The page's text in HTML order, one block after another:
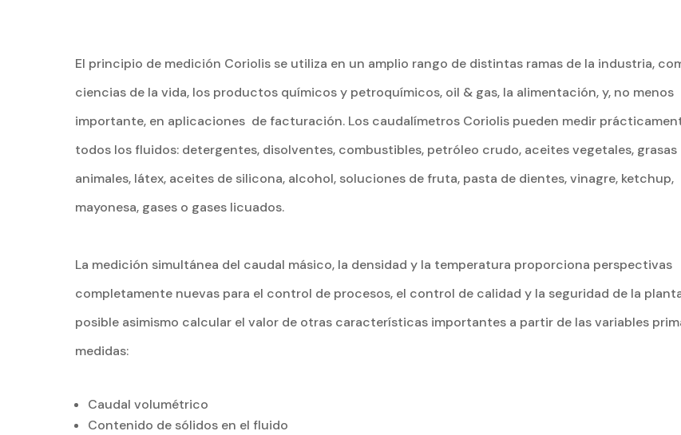
El principio de medición Coriolis se utiliza en un amplio rango de distintas ramas de la industria,
ciencias de la vida, los productos químicos y petroquímicos, oil & gas, la alimentación, y, no menos
importante, en aplicaciones de facturación. Los caudalímetros Coriolis pueden medir
todos los fluidos: detergentes, disolventes, combustibles, petróleo crudo, aceites vegetales, grasas
animales, látex, aceites de silicona, alcohol, soluciones de fruta, pasta de dientes, vinagre, ketchup,
mayonesa, gases o gases licuados.
La medición simultánea del caudal másico, la densidad y la temperatura proporciona perspectivas
completamente nuevas para el control de procesos, el control de calidad y la seguridad de la
posible asimismo calcular el valor de otras características importantes a partir de las variables
medidas:
Caudal volumétrico
Contenido de sólidos en el fluido